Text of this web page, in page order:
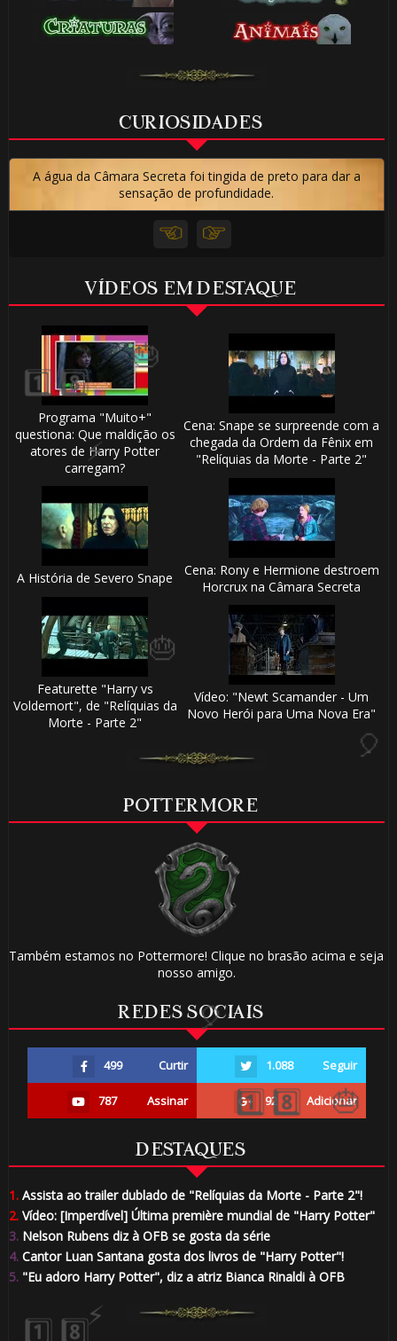
CURIOSIDADES
A água da Câmara Secreta foi tingida de preto para dar a
sensação de profundidade.
VÍDEOS EM DESTAQUE
Programa "Muito+"
questiona: Que maldição os
atores de Harry Potter
carregam?
Cena: Snape se surpreende com a
chegada da Ordem da Fênix em
"Relíquias da Morte - Parte 2"
A História de Severo Snape
Cena: Rony e Hermione destroem
Horcrux na Câmara Secreta
Featurette "Harry vs
Voldemort", de "Relíquias da
Morte - Parte 2"
Vídeo: "Newt Scamander - Um
Novo Herói para Uma Nova Era"
POTTERMORE
Também estamos no Pottermore! Clique no brasão acima e seja
nosso amigo.
REDES SOCIAIS
499 Curtir 1.088 Seguir
787 Assinar 92 Adicionar
DESTAQUES
1.Assista ao trailer dublado de "Relíquias da Morte - Parte 2"!
2.Vídeo: [Imperdível] Última première mundial de "Harry Potter"
3.Nelson Rubens diz à OFB se gosta da série
4.Cantor Luan Santana gosta dos livros de "Harry Potter"!
5."Eu adoro Harry Potter", diz a atriz Bianca Rinaldi à OFB
1️⃣ 8️⃣🎈
🎂
1️⃣ 8️⃣
⚡
1️⃣ 8️⃣